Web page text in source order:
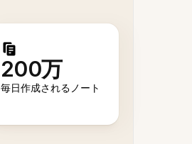
200万
毎日作成されるノート